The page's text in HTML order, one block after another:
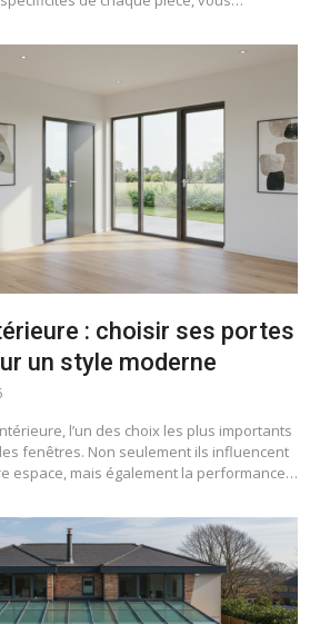
: choisir ses portes
un style moderne
l’un des choix les plus importants
fenêtres. Non seulement ils influencent
espace, mais également la performance…